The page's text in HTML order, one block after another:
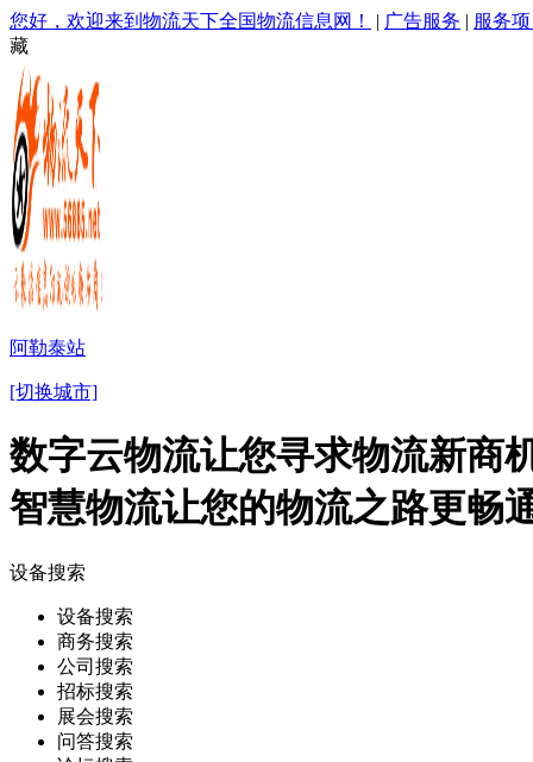
您好，欢迎来到物流天下全国物流信息网！ | 广告服务 | 服务
藏
阿勒泰站
[切换城市]
数字云物流让您寻求物流新商
智慧物流让您的物流之路更畅
设备搜索
设备搜索
商务搜索
公司搜索
招标搜索
展会搜索
问答搜索